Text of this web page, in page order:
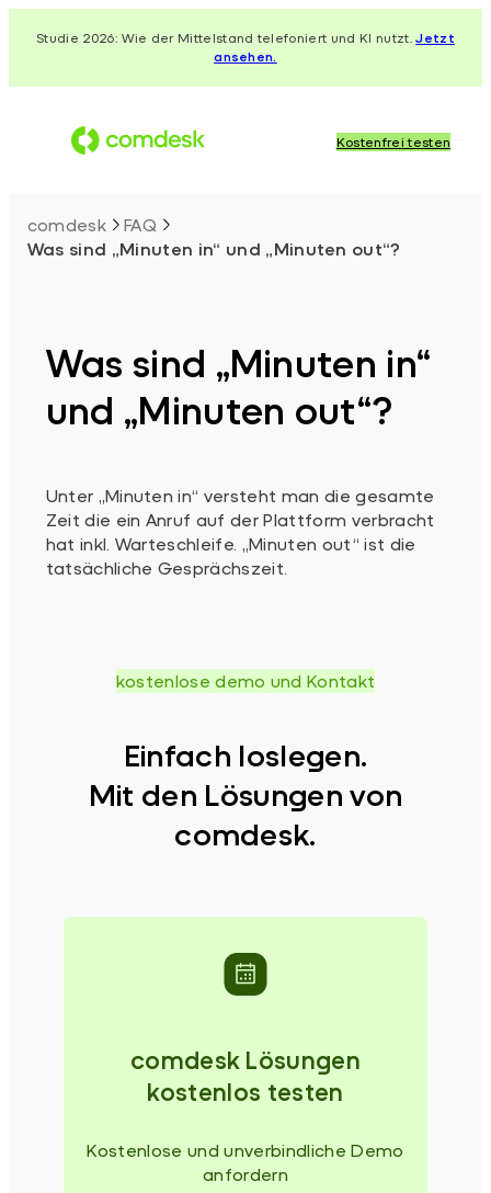
InhaltStudie 2026: Wie der Mittelstand telefoniert und KI nutzt.Jetzt
ansehen.
Kostenfrei testen
comdesk
FAQ
Was sind „Minuten in“ und „Minuten out“?
Was sind „Minuten in“
und „Minuten out“?
Unter „Minuten in“ versteht man die gesamte
Zeit die ein Anruf auf der Plattform verbracht
hat inkl. Warteschleife. „Minuten out“ ist die
tatsächliche Gesprächszeit.
kostenlose demo und Kontakt
Einfach loslegen.
Mit den Lösungen von
comdesk.
comdesk Lösungen
kostenlos testen
Kostenlose und unverbindliche Demo
anfordern